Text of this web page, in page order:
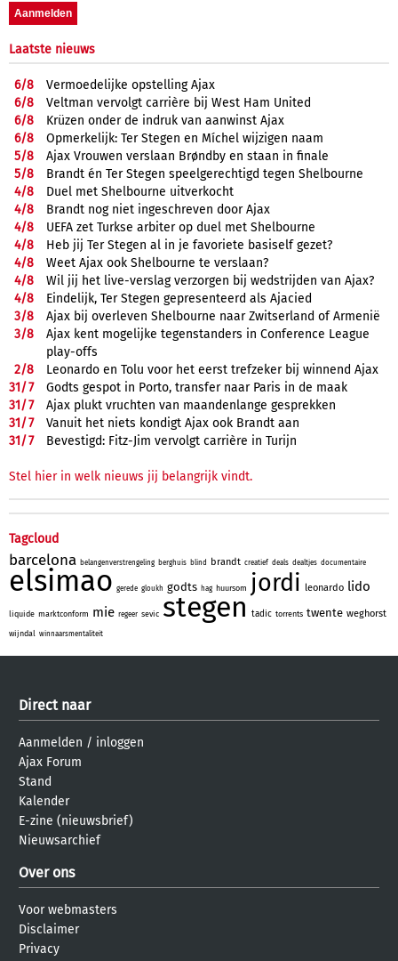
Laatste nieuws
6/8
Vermoedelijke opstelling Ajax
6/8
Veltman vervolgt carrière bij West Ham United
6/8
Krüzen onder de indruk van aanwinst Ajax
6/8
Opmerkelijk: Ter Stegen en Míchel wijzigen naam
5/8
Ajax Vrouwen verslaan Brøndby en staan in finale
5/8
Brandt én Ter Stegen speelgerechtigd tegen Shelbourne
4/8
Duel met Shelbourne uitverkocht
4/8
Brandt nog niet ingeschreven door Ajax
4/8
UEFA zet Turkse arbiter op duel met Shelbourne
4/8
Heb jij Ter Stegen al in je favoriete basiself gezet?
4/8
Weet Ajax ook Shelbourne te verslaan?
4/8
Wil jij het live-verslag verzorgen bij wedstrijden van Ajax?
4/8
Eindelijk, Ter Stegen gepresenteerd als Ajacied
3/8
Ajax bij overleven Shelbourne naar Zwitserland of Armenië
3/8
Ajax kent mogelijke tegenstanders in Conference League
play-offs
2/8
Leonardo en Tolu voor het eerst trefzeker bij winnend Ajax
31/7
Godts gespot in Porto, transfer naar Paris in de maak
31/7
Ajax plukt vruchten van maandenlange gesprekken
31/7
Vanuit het niets kondigt Ajax ook Brandt aan
31/7 Bevestigd: Fitz-Jim vervolgt carrière in Turijn
Stel hier in welk nieuws jij belangrijk vindt.
Tagcloud
barcelona belangenverstrengeling berghuis blind brandt creatief deals dealtjes documentaire
elsimao gerede gloukh godts hag huursom jordi leonardo lido
liquide marktconform mie regeer sevic stegen tadic torrents twente weghorst
wijndal winnaarsmentaliteit
Direct naar
Aanmelden / inloggen
Ajax Forum
Stand
Kalender
E-zine (nieuwsbrief)
Nieuwsarchief
Over ons
Voor webmasters
Disclaimer
Privacy